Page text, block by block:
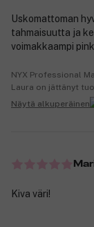
Uskomattoman
tahmaisuutta ja
voimakkaampi
NYX Professional
Laura on jättänyt
Näytä alkuperäinen
Kiva väri!